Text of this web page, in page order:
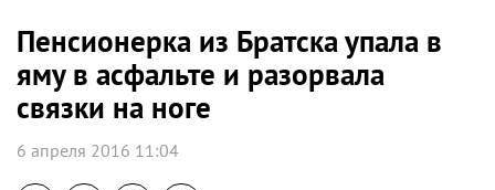
Пенсионерка из Братска упала в
яму в асфальте и разорвала
связки на ноге
6 апреля 2016 11:04